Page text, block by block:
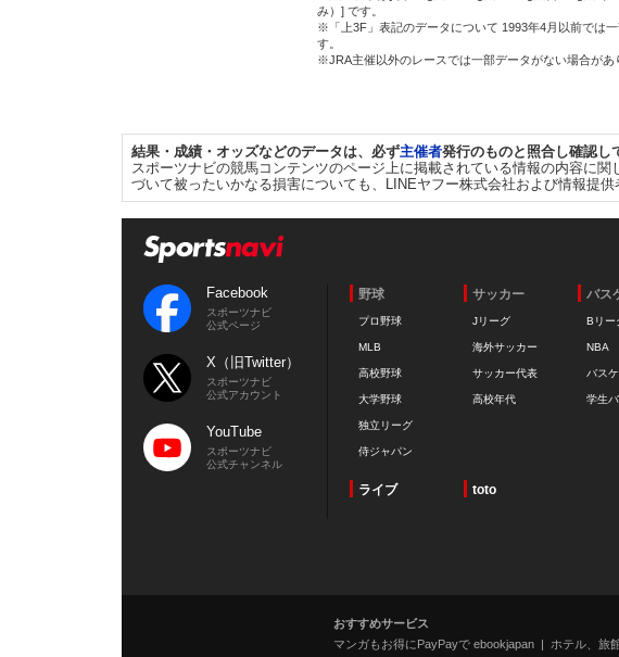
み）] です。
※「上3F」表記のデータについて 1993年4月以前では
す。
※JRA主催以外のレースでは一部データがない場合があ
結果・成績・オッズなどのデータは、必ず主催者発行のものと照合し確認し
スポーツナビの競馬コンテンツのページ上に掲載されている情報の内容に
づいて被ったいかなる損害についても、LINEヤフー株式会社および情報提供
Facebook
スポーツナビ
公式ページ
X（旧Twitter）
スポーツナビ
公式アカウント
YouTube
スポーツナビ
公式チャンネル
野球
プロ野球
MLB
高校野球
大学野球
独立リーグ
侍ジャパン
サッカー
Jリーグ
海外サッカー
サッカー代表
高校年代
バス
Bリー
NBA
バス
学生
ライブ toto
おすすめサービス
マンガもお得にPayPayで ebookjapan
ホテル、旅